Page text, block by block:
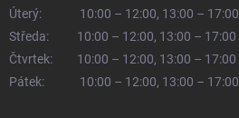
Úterý:
10:00 – 12:00, 13:00 – 17:00
Středa:
10:00 – 12:00, 13:00 – 17:00
Čtvrtek:
10:00 – 12:00, 13:00 – 17:00
Pátek:
10:00 – 12:00, 13:00 – 17:00